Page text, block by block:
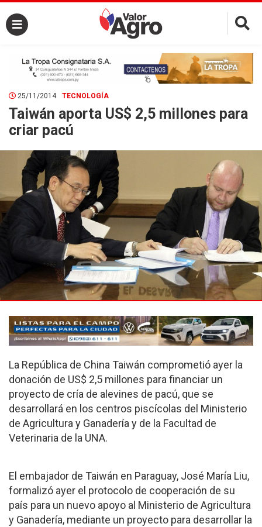
×
25/11/2014 TECNOLOGÍA
Taiwán aporta US$ 2,5 millones para
criar pacú
La República de China Taiwán comprometió ayer la
donación de US$ 2,5 millones para financiar un
proyecto de cría de alevines de pacú, que se
desarrollará en los centros piscícolas del Ministerio
de Agricultura y Ganadería y de la Facultad de
Veterinaria de la UNA.
El embajador de Taiwán en Paraguay, José María Liu,
formalizó ayer el protocolo de cooperación de su
país para un nuevo apoyo al Ministerio de Agricultura
y Ganadería, mediante un proyecto para desarrollar la